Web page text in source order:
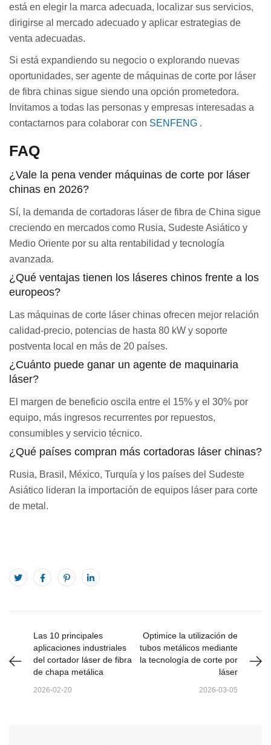
está en elegir la marca adecuada, localizar sus servicios,
dirigirse al mercado adecuado y aplicar estrategias de
venta adecuadas.
Si está expandiendo su negocio o explorando nuevas
oportunidades, ser agente de máquinas de corte por láser
de fibra chinas sigue siendo una opción prometedora.
Invitamos a todas las personas y empresas interesadas a
contactarnos para colaborar con SENFENG .
FAQ
¿Vale la pena vender máquinas de corte por láser
chinas en 2026?
Sí, la demanda de cortadoras láser de fibra de China sigue
creciendo en mercados como Rusia, Sudeste Asiático y
Medio Oriente por su alta rentabilidad y tecnología
avanzada.
¿Qué ventajas tienen los láseres chinos frente a los
europeos?
Las máquinas de corte láser chinas ofrecen mejor relación
calidad-precio, potencias de hasta 80 kW y soporte
postventa local en más de 20 países.
¿Cuánto puede ganar un agente de maquinaria
láser?
El margen de beneficio oscila entre el 15% y el 30% por
equipo, más ingresos recurrentes por repuestos,
consumibles y servicio técnico.
¿Qué países compran más cortadoras láser chinas?
Rusia, Brasil, México, Turquía y los países del Sudeste
Asiático lideran la importación de equipos láser para corte
de metal.
Las 10 principales
aplicaciones industriales
del cortador láser de fibra
de chapa metálica
2026-02-20
Optimice la utilización de
tubos metálicos mediante
la tecnología de corte por
láser
2026-03-05